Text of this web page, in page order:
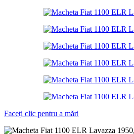
Faceți clic pentru a mări